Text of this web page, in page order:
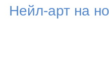
Нейл-арт на